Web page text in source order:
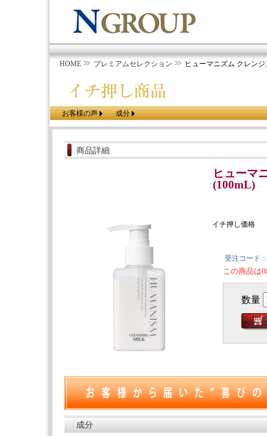
HOME プレミアムセレクション ヒューマニズム クレン
お客様の声 成分
商品詳細
ヒューマ
(100mL)
イチ押し価格
受注コード：
この商品は
数量
成分